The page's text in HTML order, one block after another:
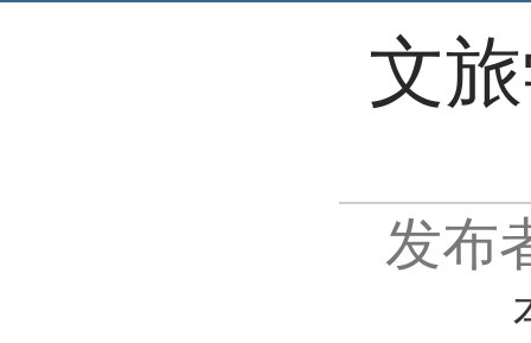
文
发布